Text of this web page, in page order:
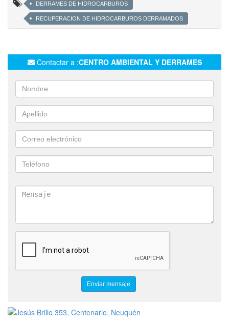
DERRAMES DE HIDROCARBUROS
RECUPERACION DE HIDROCARBUROS DERRAMADOS
Contactar a :CENTRO AMBIENTAL Y DERRAMES